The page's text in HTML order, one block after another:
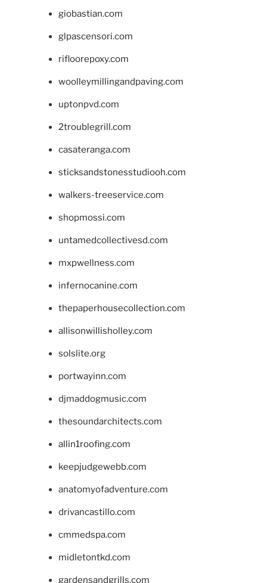
giobastian.com
glpascensori.com
rifloorepoxy.com
woolleymillingandpaving.com
uptonpvd.com
2troublegrill.com
casateranga.com
sticksandstonesstudiooh.com
walkers-treeservice.com
shopmossi.com
untamedcollectivesd.com
mxpwellness.com
infernocanine.com
thepaperhousecollection.com
allisonwillisholley.com
solslite.org
portwayinn.com
djmaddogmusic.com
thesoundarchitects.com
allin1roofing.com
keepjudgewebb.com
anatomyofadventure.com
drivancastillo.com
cmmedspa.com
midletontkd.com
gardensandgrills.com